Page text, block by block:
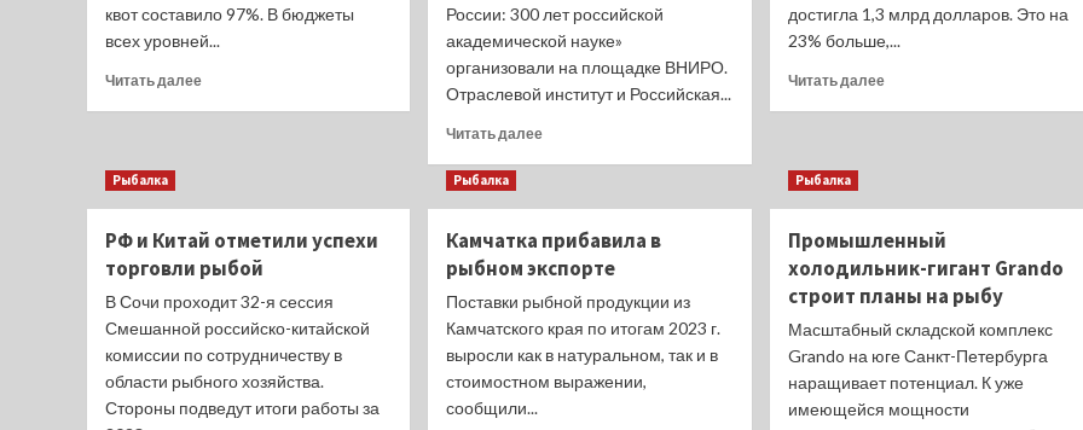
квот составило 97%. В бюджеты
всех уровней...
Читать далееПрочитать
выбрало
квоты
в
прошлом
году
России: 300 лет российской
академической науке»
организовали на площадке ВНИРО.
Отраслевой институт и Российская...
Читать далееПрочитать
академическая
наука
сотрудничество
достигла 1,3 млрд долларов. Это на
23% больше,...
Читать далееПрочитать
позиции
за
рубежом
Рыбалка
РФ и Китай отметили успехи
торговли рыбой
В Сочи проходит 32-я сессия
Смешанной российско-китайской
комиссии по сотрудничеству в
области рыбного хозяйства.
Стороны подведут итоги работы за
Рыбалка
Камчатка прибавила в
рыбном экспорте
Поставки рыбной продукции из
Камчатского края по итогам 2023 г.
выросли как в натуральном, так и в
стоимостном выражении,
сообщили...
Рыбалка
Промышленный
холодильник-гигант Grando
строит планы на рыбу
Масштабный складской комплекс
Grando на юге Санкт-Петербурга
наращивает потенциал. К уже
имеющейся мощности